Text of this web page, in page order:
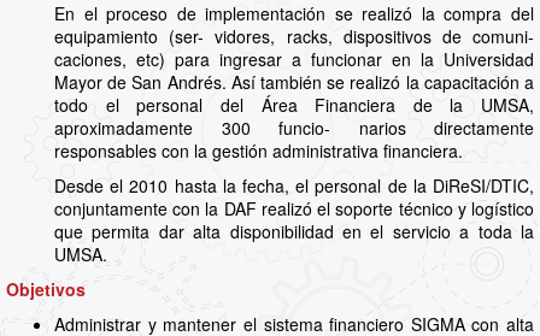
En el proceso de implementación se realizó la compra del
equipamiento (ser- vidores, racks, dispositivos de comuni-
caciones, etc) para ingresar a funcionar en la Universidad
Mayor de San Andrés. Así también se realizó la capacitación a
todo el personal del Área Financiera de la UMSA,
aproximadamente 300 funcio- narios directamente
responsables con la gestión administrativa financiera.
Desde el 2010 hasta la fecha, el personal de la DiReSI/DTIC,
conjuntamente con la DAF realizó el soporte técnico y logístico
que permita dar alta disponibilidad en el servicio a toda la
UMSA.
Objetivos
Administrar y mantener el sistema financiero SIGMA con alta